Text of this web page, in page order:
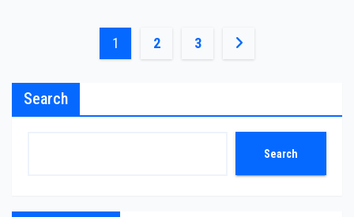
Posts
1 2 3
Search
Search